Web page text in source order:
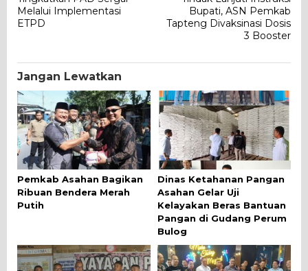
pos
Melalui Implementasi
ETPD
Bupati, ASN Pemkab
Tapteng Divaksinasi Dosis
3 Booster
Jangan Lewatkan
Pemkab Asahan Bagikan
Ribuan Bendera Merah
Putih
Dinas Ketahanan Pangan
Asahan Gelar Uji
Kelayakan Beras Bantuan
Pangan di Gudang Perum
Bulog